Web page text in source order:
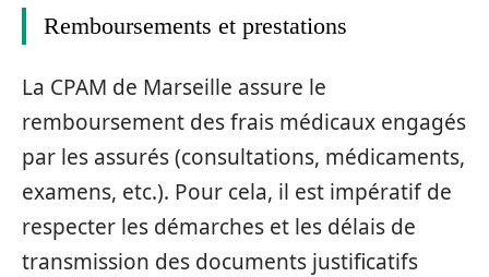
Remboursements et prestations
La CPAM de Marseille assure le
remboursement des frais médicaux engagés
par les assurés (consultations, médicaments,
examens, etc.). Pour cela, il est impératif de
respecter les démarches et les délais de
transmission des documents justificatifs